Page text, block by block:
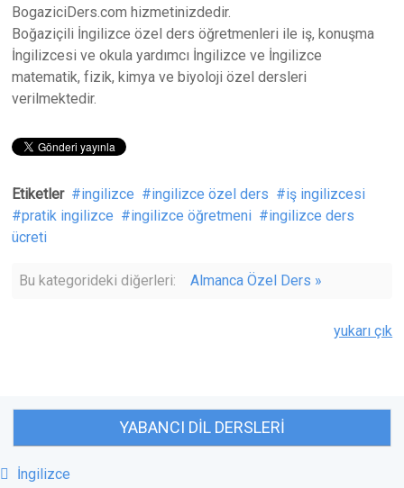
BogaziciDers.com hizmetinizdedir.
Boğaziçili İngilizce özel ders öğretmenleri ile iş, konuşma
İngilizcesi ve okula yardımcı İngilizce ve İngilizce
matematik, fizik, kimya ve biyoloji özel dersleri
verilmektedir.
Etiketler ingilizce ingilizce özel ders
iş ingilizcesi
pratik ingilizce
ingilizce öğretmeni
ingilizce ders
ücreti
Bu kategorideki diğerleri: Almanca Özel Ders »
yukarı çık
YABANCI DIL DERSLERI
İngilizce